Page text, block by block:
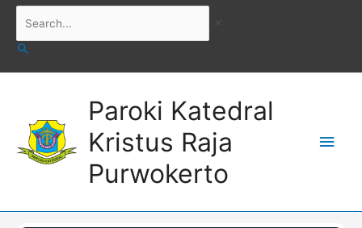
Skip
content
Paroki Katedral
Kristus Raja
Purwokerto